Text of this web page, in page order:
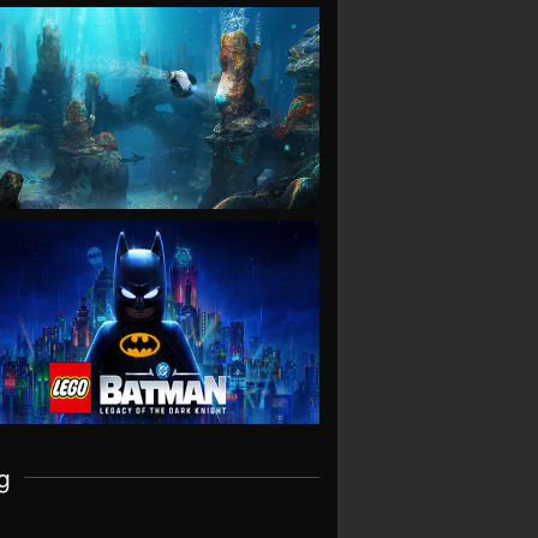
VIEW
VIEW